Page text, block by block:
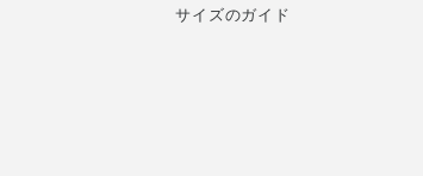
サイズのガイド